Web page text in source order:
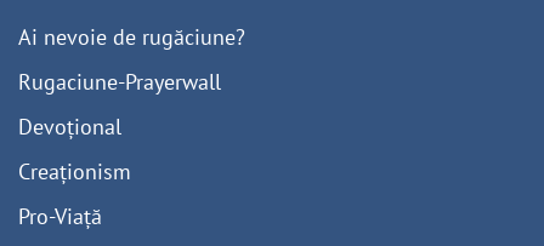
Ai nevoie de rugăciune?
Rugaciune-Prayerwall
Devoțional
Creaționism
Pro-Viață